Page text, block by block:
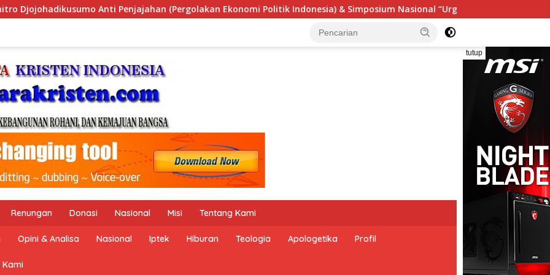
Ekonomi Politik Indonesia) & Simposium Nasional “Urgensi Undang-Undang Perekonomian Nasional dan
tutup
Renungan Donasi Nasional Misi Tentang Kami
Opini & Analisa Nasional Iptek Hiburan Teologia Apologetika Profil
Kami